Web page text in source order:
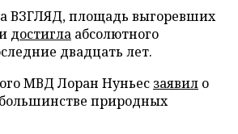
ВЗГЛЯД, площадь выгоревших
достигла абсолютного
двадцать лет.
МВД Лоран Нуньес заявил о
природных